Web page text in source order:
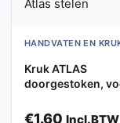
HANDVATEN EN
Kruk ATLAS
doorgestoken,
€1.60 Incl.BTW